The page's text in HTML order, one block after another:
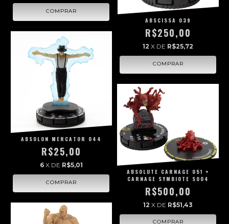
ABSCISSA 039
R$250,00
12 X DE R$25,72
ABSOLON MERCATOR 044
R$25,00
6 X DE R$5,01
ABSOLUTE CARNAGE 051 +
CARNAGE SYMBIOTE S004
R$500,00
12 X DE R$51,43